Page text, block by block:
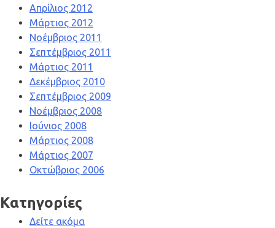
Απρίλιος 2012
Μάρτιος 2012
Νοέμβριος 2011
Σεπτέμβριος 2011
Μάρτιος 2011
Δεκέμβριος 2010
Σεπτέμβριος 2009
Νοέμβριος 2008
Ιούνιος 2008
Μάρτιος 2008
Μάρτιος 2007
Οκτώβριος 2006
Kατηγορίες
Δείτε ακόμα